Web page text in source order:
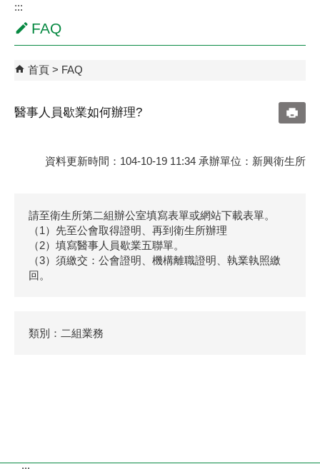
:::
FAQ
首頁 FAQ
醫事人員歇業如何辦理?
資料更新時間：104-10-19 11:34 承辦單位：新興衛生所
請至衛生所第二組辦公室填寫表單或網站下載表單。
（1）先至公會取得證明、再到衛生所辦理
（2）填寫醫事人員歇業五聯單。
（3）須繳交：公會證明、機構離職證明、執業執照繳
回。
類別：二組業務